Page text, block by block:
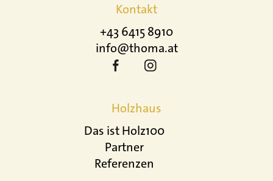
Kontakt
+43 6415 8910
info@thoma.at
Holzhaus
Das ist Holz100
Partner
Referenzen